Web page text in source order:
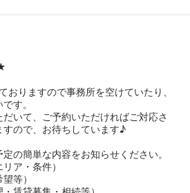
おりますので事務所を空けていたり、
す。
いて、ご予約いただければご対応さ
ので、お待ちしています♪
の簡単な内容をお知らせください。
ア・条件）
等）